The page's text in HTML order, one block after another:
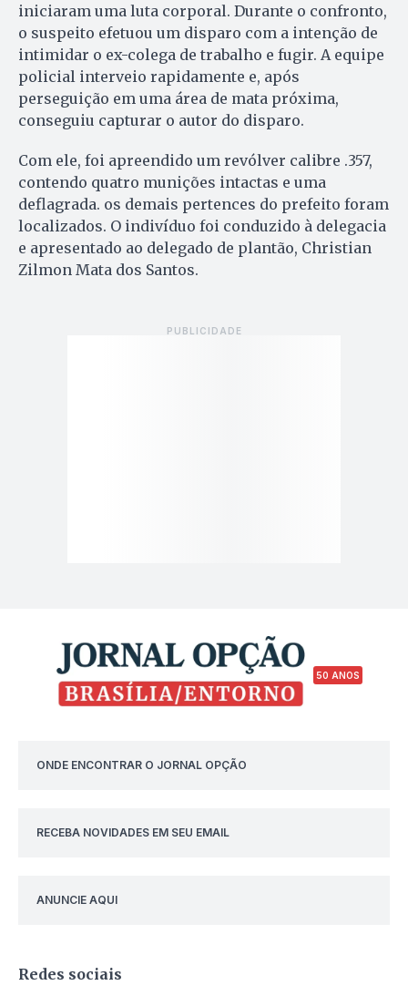
iniciaram uma luta corporal. Durante o confronto,
o suspeito efetuou um disparo com a intenção de
intimidar o ex-colega de trabalho e fugir. A equipe
policial interveio rapidamente e, após
perseguição em uma área de mata próxima,
conseguiu capturar o autor do disparo.
Com ele, foi apreendido um revólver calibre .357,
contendo quatro munições intactas e uma
deflagrada. os demais pertences do prefeito foram
localizados. O indivíduo foi conduzido à delegacia
e apresentado ao delegado de plantão, Christian
Zilmon Mata dos Santos.
50 ANOS
ONDE ENCONTRAR O JORNAL OPÇÃO
RECEBA NOVIDADES EM SEU EMAIL
ANUNCIE AQUI
Redes sociais